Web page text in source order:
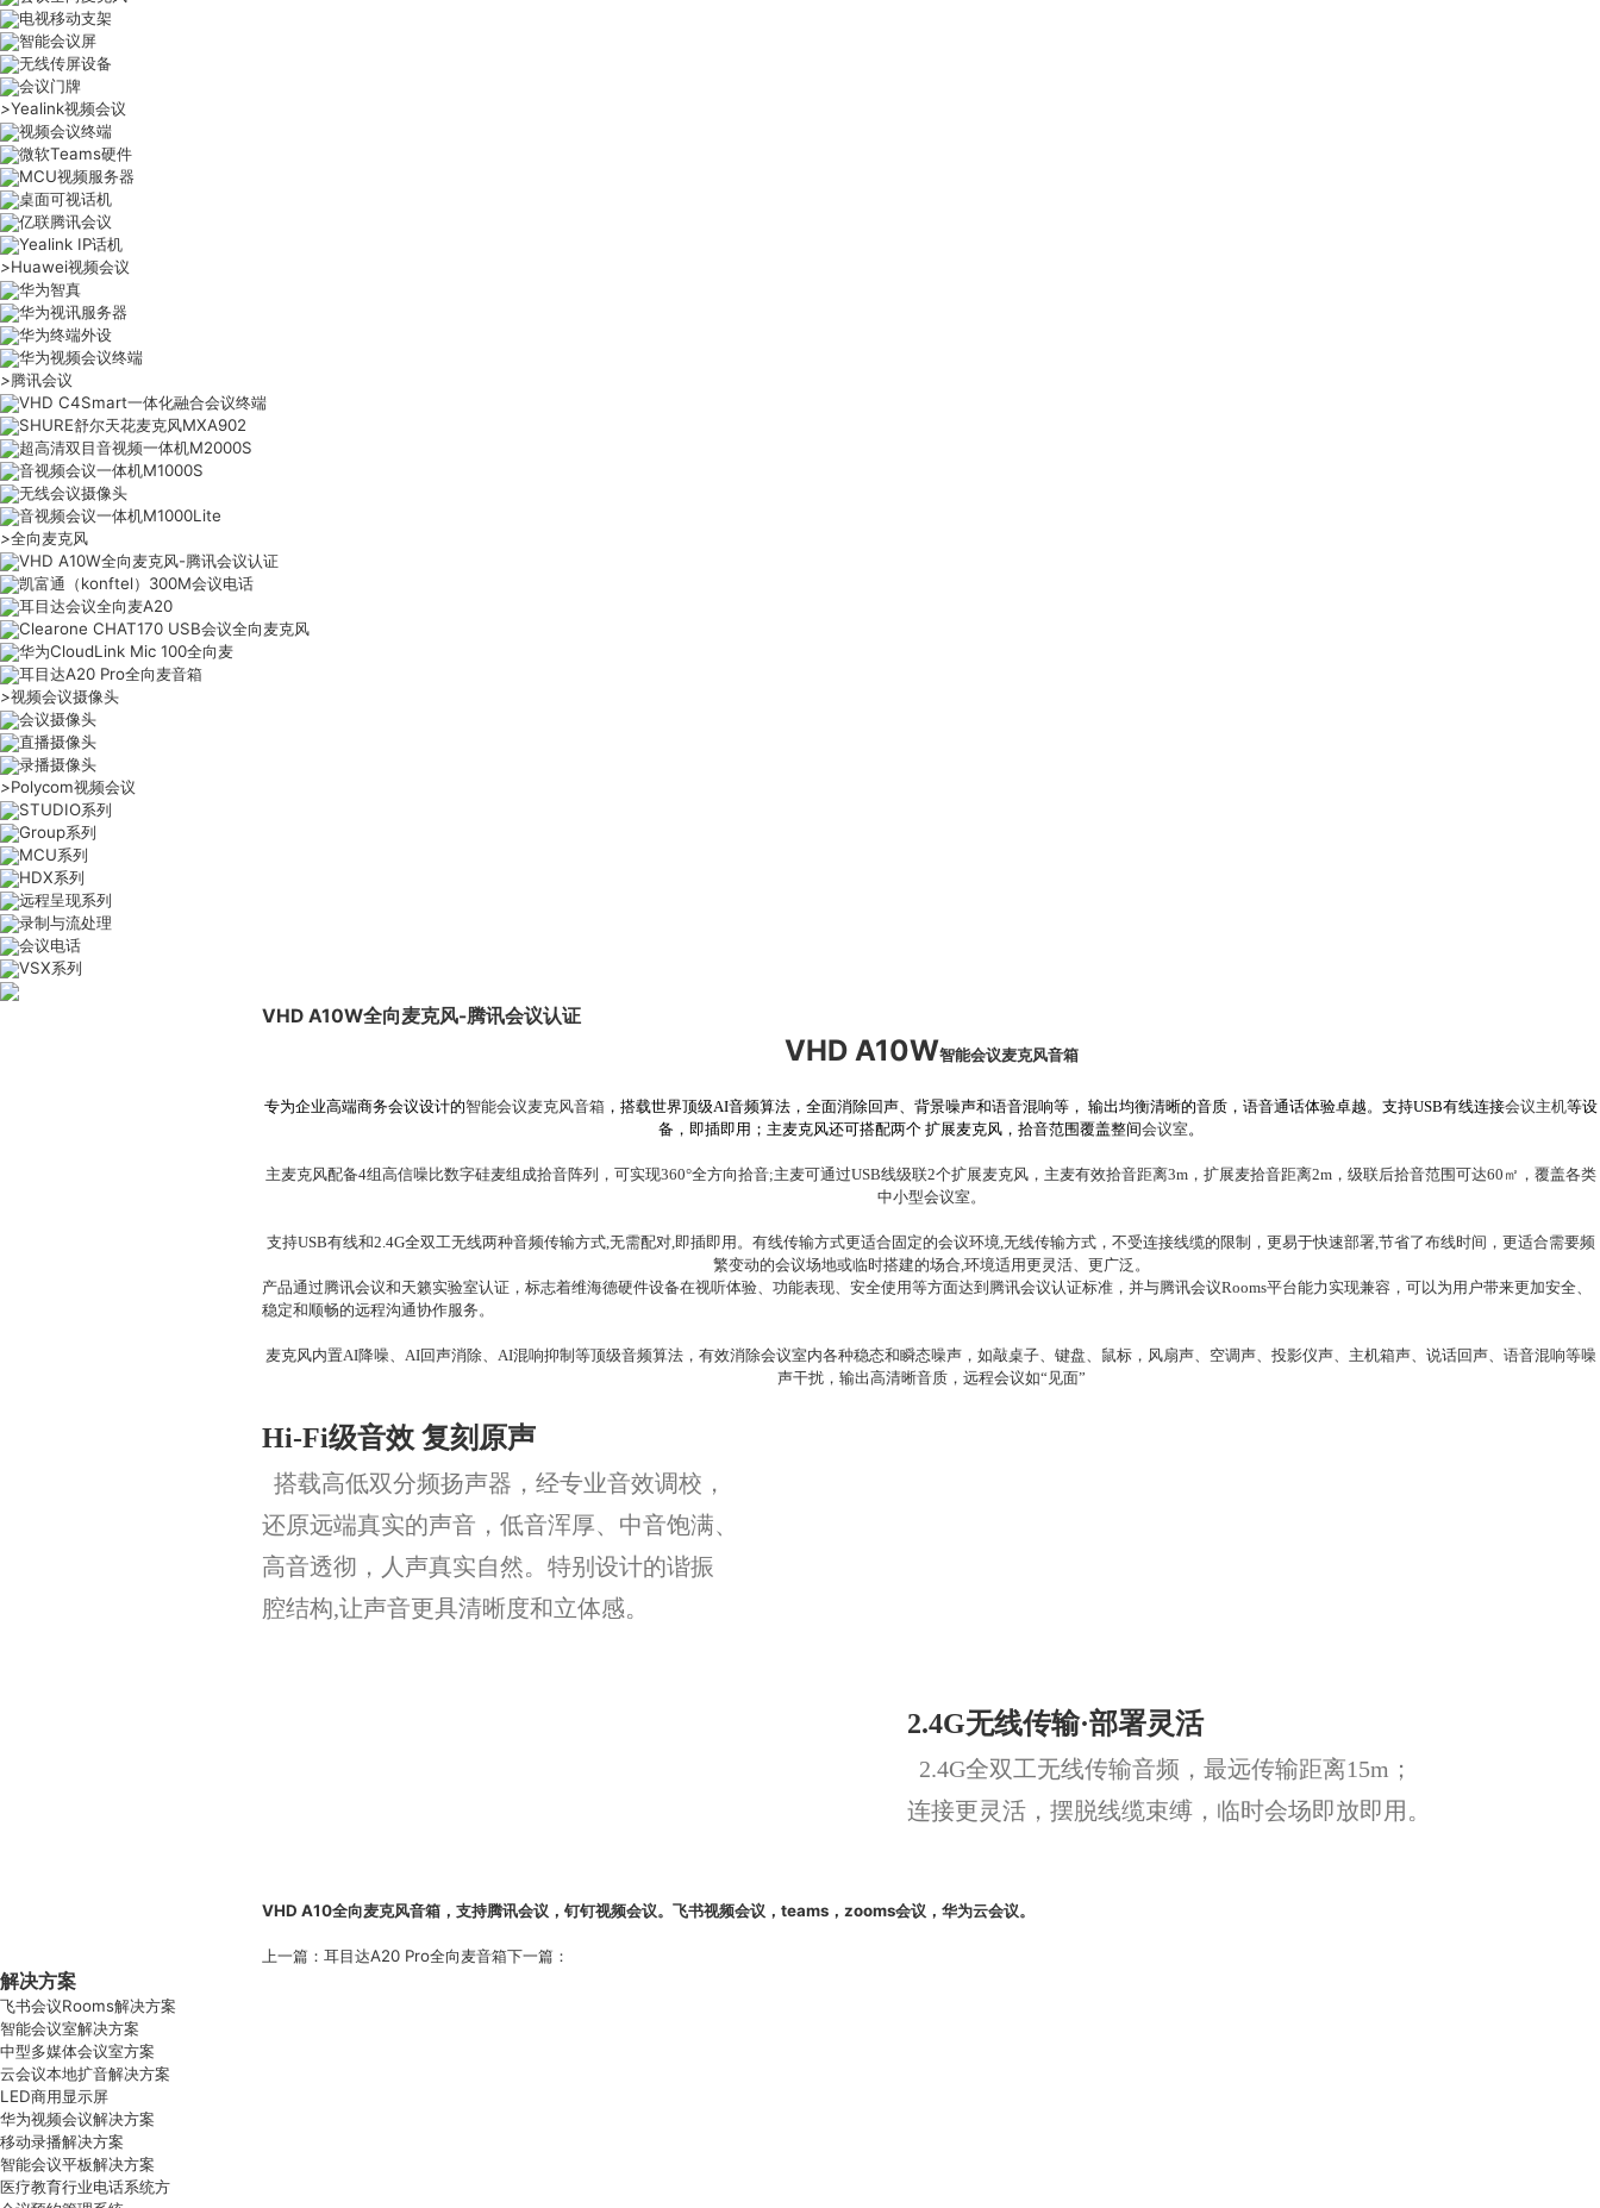
电视移动支架
智能会议屏
无线传屏设备
会议门牌
>Yealink视频会议
视频会议终端
微软Teams硬件
MCU视频服务器
桌面可视话机
亿联腾讯会议
Yealink IP话机
>Huawei视频会议
华为智真
华为视讯服务器
华为终端外设
华为视频会议终端
>腾讯会议
VHD C4Smart一体化融合会议终端
SHURE舒尔天花麦克风MXA902
超高清双目音视频一体机M2000S
音视频会议一体机M1000S
无线会议摄像头
音视频会议一体机M1000Lite
>全向麦克风
VHD A10W全向麦克风-腾讯会议认证
凯富通（konftel）300M会议电话
耳目达会议全向麦A20
Clearone CHAT170 USB会议全向麦克风
华为CloudLink Mic 100全向麦
耳目达A20 Pro全向麦音箱
>视频会议摄像头
会议摄像头
直播摄像头
录播摄像头
>Polycom视频会议
STUDIO系列
Group系列
MCU系列
HDX系列
远程呈现系列
录制与流处理
会议电话
VSX系列
VHD A10W全向麦克风-腾讯会议认证
VHDA10W智能会议麦克风音箱
专为企业高端商务会议设计的智能会议麦克风音箱 ，搭载世界顶级AI音频算法，全面消除回声、背景噪声和语音混响等， 输出均衡清晰的音质，语音通话体验卓越。支持USB有线连接会议主机等设
备，即插即用；主麦克风还可搭配两个 扩展麦克风，拾音范围覆盖整间会议室 。
主麦克风配备4组高信噪比数字硅麦组成拾音阵列，可实现360°全方向拾音;主麦可通过USB线级联2个扩展麦克风，主麦有效拾音距离3m，扩展麦拾音距离2m，级联后拾音范围可达60㎡，覆盖各类
中小型会议室。
支持USB有线和2.4G全双工无线两种音频传输方式,无需配对,即插即用。有线传输方式更适合固定的会议环境,无线传输方式，不受连接线缆的限制，更易于快速部署,节省了布线时间，更适合需要频
繁变动的会议场地或临时搭建的场合,环境适用更灵活、更广泛。
产品通过 腾讯会议和天籁实验室认证，标志着维海德硬件设备在视听体验、功能表现、安全使用等方面达到 腾讯会议认证标准，并与腾讯会议Rooms平台能力实现兼容，可以为用户带来更加安全、
稳定和顺畅的远程沟通协作服务。
麦克风内置AI降噪 、AI回声消除、AI混响抑制等顶级音频算法 ，有效消除会议室内各种稳态和瞬态噪声，如敲桌子、键盘、鼠标，风扇声、空调声、投影仪声、主机箱声、说话回声、语音混响等噪
声干扰，输出高清晰音质， 远程会议如“见面”
Hi-Fi级音效 复刻原声
搭载高低双分频扬声器，经专业音效调校，
还原远端真实的声音，低音浑厚、中音饱满、
高音透彻，人声真实自然。 特别设计的谐振
腔结构,让声音更具清晰度和立体感。
2.4G无线传输·部署灵活
2.4G全双工无线传输音频，最远传输距离15m；
连接更灵活，摆脱线缆束缚，临时会场即放即用。
VHD A10全向麦克风音箱，支持腾讯会议，钉钉视频会议。 飞书视频会议 ，teams，zooms会议， 华为云会议。
上一篇： 耳目达A20 Pro全向麦音箱下一篇：
解决方案
飞书会议Rooms解决方案
智能会议室解决方案
中型多媒体会议室方案
云会议本地扩音解决方案
LED商用显示屏
华为视频会议解决方案
移动录播解决方案
智能会议平板解决方案
医疗教育行业电话系统方